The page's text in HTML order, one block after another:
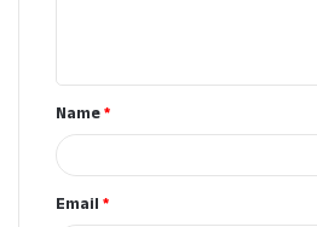
t
*Name*
Email*